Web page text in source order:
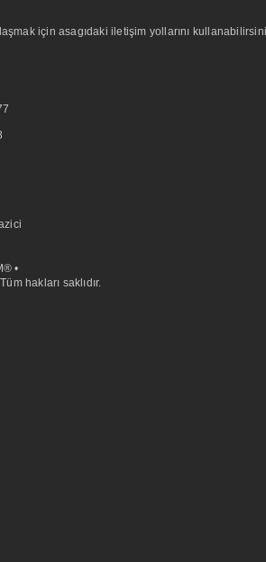
için asagıdaki iletişim yollarını
•
hakları saklıdır.